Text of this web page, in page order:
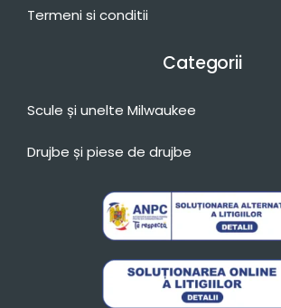
Termeni si conditii
Categorii
Scule și unelte Milwaukee
Drujbe și piese de drujbe